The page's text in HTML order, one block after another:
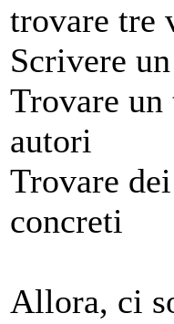
trovare tre
Scrivere
Trovare
autori
Trovare
concreti
Allora, ci